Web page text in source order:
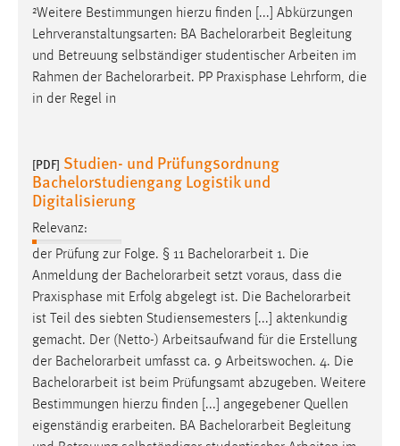
²Weitere Bestimmungen hierzu finden [...] Abkürzungen
Lehrveranstaltungsarten: BA Bachelorarbeit Begleitung
und Betreuung selbständiger studentischer Arbeiten im
Rahmen der Bachelorarbeit. PP Praxisphase Lehrform, die
in der Regel in
[PDF] Studien- und Prüfungsordnung
Bachelorstudiengang Logistik und
Digitalisierung
Relevanz:
der Prüfung zur Folge. § 11 Bachelorarbeit 1. Die
Anmeldung der Bachelorarbeit setzt voraus, dass die
Praxisphase mit Erfolg abgelegt ist. Die Bachelorarbeit
ist Teil des siebten Studiensemesters [...] aktenkundig
gemacht. Der (Netto-) Arbeitsaufwand für die Erstellung
der Bachelorarbeit umfasst ca. 9 Arbeitswochen. 4. Die
Bachelorarbeit ist beim Prüfungsamt abzugeben. Weitere
Bestimmungen hierzu finden [...] angegebener Quellen
eigenständig erarbeiten. BA Bachelorarbeit Begleitung